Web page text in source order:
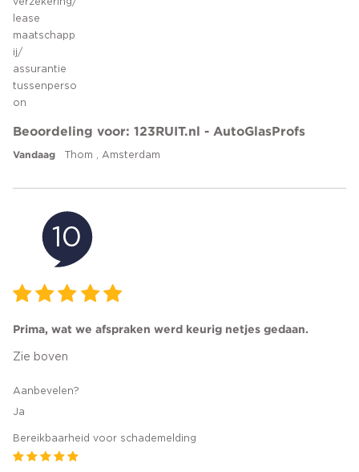
lease
maatschapp
ij/
assurantie
tussenperso
on
Beoordeling voor: 123RUIT.nl - AutoGlasProfs
Vandaag Thom , Amsterdam
10
Prima, wat we afspraken werd keurig netjes gedaan.
Zie boven
Aanbevelen?
Ja
Bereikbaarheid voor schademelding